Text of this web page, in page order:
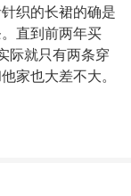
织的长裙的确是
直到前两年买
际就只有两条穿
家也大差不大。